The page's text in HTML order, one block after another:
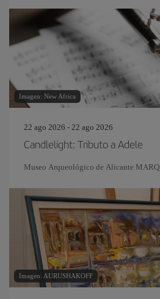
Imagen: New Africa
22 ago 2026 - 22 ago 2026
Candlelight: Tributo a Adele
Museo Arqueológico de Alicante MARQ
Imagen: AURUSHAKOFF